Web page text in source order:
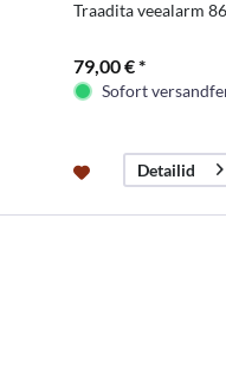
Traadita veealarm
79,00 € *
Sofort
Detailid